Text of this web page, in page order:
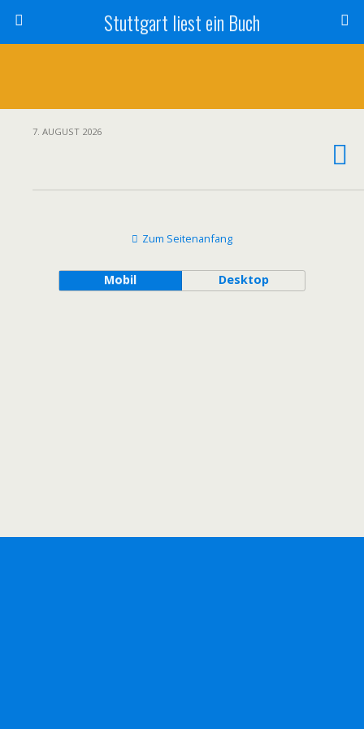
Stuttgart liest ein Buch
7. AUGUST 2026
Zum Seitenanfang
Mobil Desktop